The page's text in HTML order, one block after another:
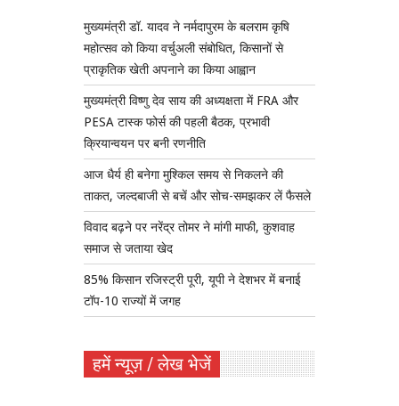
मुख्यमंत्री डॉ. यादव ने नर्मदापुरम के बलराम कृषि
महोत्सव को किया वर्चुअली संबोधित, किसानों से
प्राकृतिक खेती अपनाने का किया आह्वान
मुख्यमंत्री विष्णु देव साय की अध्यक्षता में FRA और
PESA टास्क फोर्स की पहली बैठक, प्रभावी
क्रियान्वयन पर बनी रणनीति
आज धैर्य ही बनेगा मुश्किल समय से निकलने की
ताकत, जल्दबाजी से बचें और सोच-समझकर लें फैसले
विवाद बढ़ने पर नरेंद्र तोमर ने मांगी माफी, कुशवाह
समाज से जताया खेद
85% किसान रजिस्ट्री पूरी, यूपी ने देशभर में बनाई
टॉप-10 राज्यों में जगह
हमें न्यूज़ / लेख भेजें